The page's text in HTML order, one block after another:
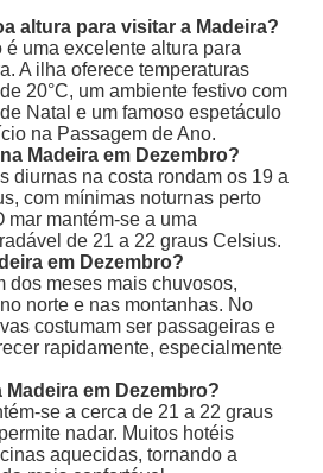
altura para visitar a Madeira?
é uma excelente altura para
A ilha oferece temperaturas
20°C, um ambiente festivo com
Natal e um famoso espetáculo
na Passagem de Ano.
Madeira em Dezembro?
diurnas na costa rondam os 19 a
com mínimas noturnas perto
mar mantém-se a uma
de 21 a 22 graus Celsius.
em Dezembro?
dos meses mais chuvosos,
norte e nas montanhas. No
costumam ser passageiras e
rapidamente, especialmente
em Dezembro?
se a cerca de 21 a 22 graus
nadar. Muitos hotéis
aquecidas, tornando a